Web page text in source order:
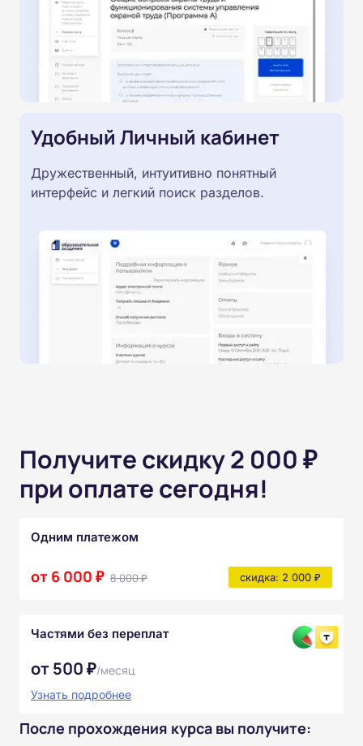
Удобный Личный кабинет
Дружественный, интуитивно понятный
интерфейс и легкий поиск разделов.
Получите скидку 2 000 ₽
при оплате сегодня!
Одним платежом
от 6 000 ₽ 8 000 ₽ скидка: 2 000 ₽
Частями без переплат
от 500 ₽/месяц
Узнать подробнее
После прохождения курса вы получите: